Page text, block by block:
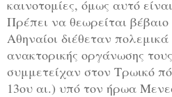
καινοτομίες, όμως αυτό
Πρέπει να θεωρείται βέβαιο
Αθηναίοι διέθεταν
ανακτορικής οργάνωσης
συμμετείχαν στον Τρωικό
13ου αι.) υπό τον ήρωα